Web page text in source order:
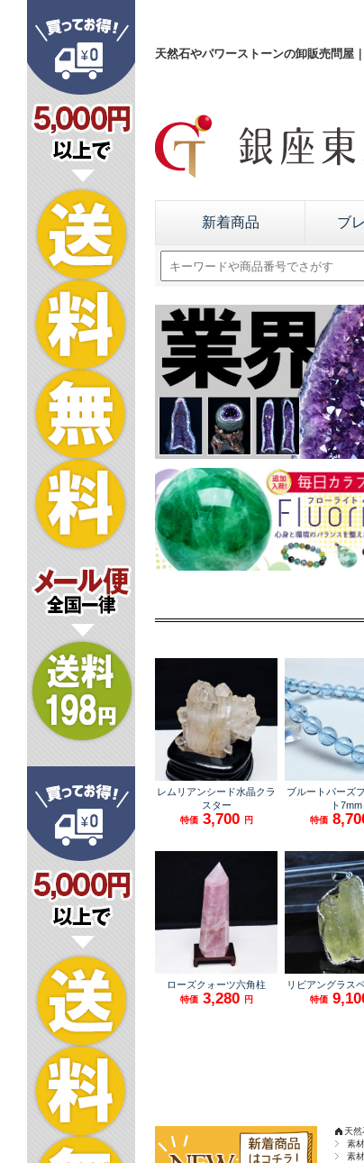
天然石やパワーストーンの卸販売問屋
新着商品 ブ
天然
素
素